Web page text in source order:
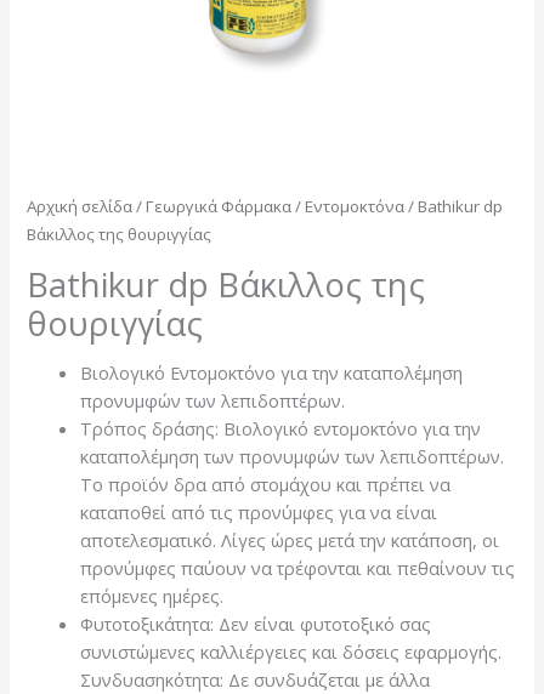
Αρχική σελίδα/ Γεωργικά Φάρμακα/ Εντομοκτόνα/ Bathikur dp
Βάκιλλος της θουριγγίας
Bathikur dp Βάκιλλος της
θουριγγίας
Βιολογικό Εντομοκτόνο για την καταπολέμηση
προνυμφών των λεπιδοπτέρων.
Τρόπος δράσης: Βιολογικό εντομοκτόνο για την
καταπολέμηση των προνυμφών των λεπιδοπτέρων.
Το προϊόν δρα από στομάχου και πρέπει να
καταποθεί από τις προνύμφες για να είναι
αποτελεσματικό. Λίγες ώρες μετά την κατάποση, οι
προνύμφες παύουν να τρέφονται και πεθαίνουν τις
επόμενες ημέρες.
Φυτοτοξικάτητα: Δεν είναι φυτοτοξικό σας
συνιστώμενες καλλιέργειες και δόσεις εφαρμογής.
Συνδυασηκότητα: Δε συνδυάζεται με άλλα